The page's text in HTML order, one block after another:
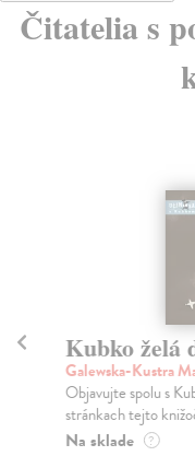
Čitatelia s
Kubko želá
Galewska-Kustra
Objavujte spolu s
stránkach tejto
Na sklade ?